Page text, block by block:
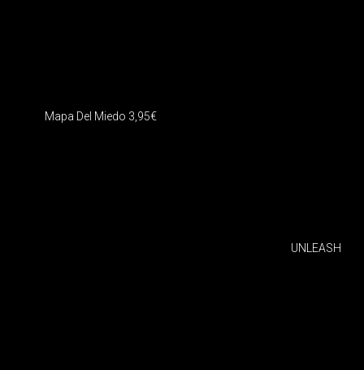
Mapa Del Miedo 3,95€
UNLEASH